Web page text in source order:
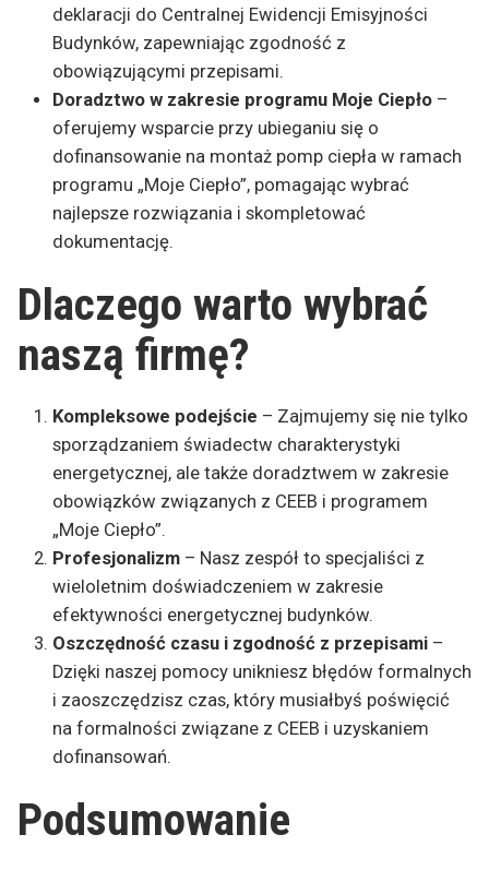
deklaracji do Centralnej Ewidencji Emisyjności
Budynków, zapewniając zgodność z
obowiązującymi przepisami.
Doradztwo w zakresie programu Moje Ciepło –
oferujemy wsparcie przy ubieganiu się o
dofinansowanie na montaż pomp ciepła w ramach
programu „Moje Ciepło”, pomagając wybrać
najlepsze rozwiązania i skompletować
dokumentację.
Dlaczego warto wybrać
naszą firmę?
Kompleksowe podejście – Zajmujemy się nie tylko
sporządzaniem świadectw charakterystyki
energetycznej, ale także doradztwem w zakresie
obowiązków związanych z CEEB i programem
„Moje Ciepło”.
Profesjonalizm – Nasz zespół to specjaliści z
wieloletnim doświadczeniem w zakresie
efektywności energetycznej budynków.
Oszczędność czasu i zgodność z przepisami –
Dzięki naszej pomocy unikniesz błędów formalnych
i zaoszczędzisz czas, który musiałbyś poświęcić
na formalności związane z CEEB i uzyskaniem
dofinansowań.
Podsumowanie